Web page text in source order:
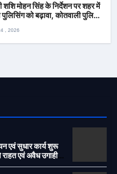
शशि मोहन सिंह के निर्देशन पर शहर में
को बढ़ावा, कोतवाली पुलिस
, 2026
एवं सुधार कार्य शुरू
एवं अवैध उगाही